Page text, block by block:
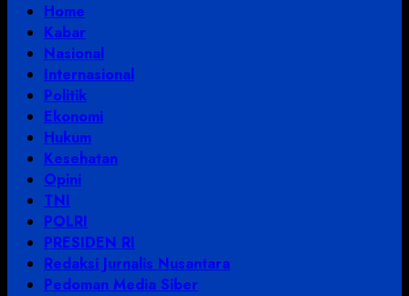
Home
Kabar
Nasional
Internasional
Politik
Ekonomi
Hukum
Kesehatan
Opini
TNI
POLRI
PRESIDEN RI
Redaksi Jurnalis Nusantara
Pedoman Media Siber